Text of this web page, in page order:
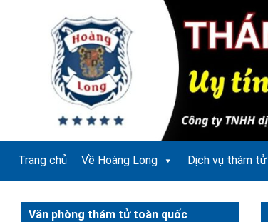
Trang chủ Về Hoàng Long Dịch vụ thám tử
Văn phòng thám tử toàn quốc